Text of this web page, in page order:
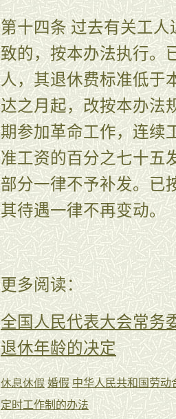
第十四条 过去有关工
致的，按本办法执行。
人，其退休费标准低于
达之月起，改按本办法
期参加革命工作，连续
准工资的百分之七十五
部分一律不予补发。已
其待遇一律不再变动。
更多阅读：
全国人民代表大会常务
退休年龄的决定
休息休假 婚假 中华人民共和国劳动
定时工作制的办法